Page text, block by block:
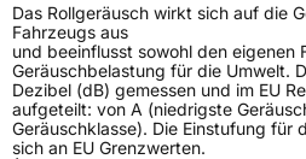
Das Rollgeräusch wirkt sich auf die
Fahrzeugs aus
und beeinflusst sowohl den eigenen
Geräuschbelastung für die Umwelt.
Dezibel (dB) gemessen und im EU
aufgeteilt: von A (niedrigste
Geräuschklasse). Die Einstufung für
sich an EU Grenzwerten.